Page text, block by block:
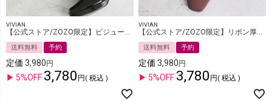
VIVIAN
【公式ストア/ZOZO限定】ビジューリボン厚底プラットフォームパンプス
送料無料 予約
定価 3,980
5%OFF 3,780 税込
VIVIAN
【公式ストア/ZOZO限定】リボン厚底プラットフォームセパレートサンダル
送料無料 予約
定価 3,980
5%OFF 3,780 税込